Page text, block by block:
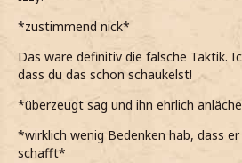
*zustimmend nick*
Das wäre definitiv die falsche Taktik.
dass du das schon schaukelst!
*überzeugt sag und ihn ehrlich
*wirklich wenig Bedenken hab, dass
schafft*